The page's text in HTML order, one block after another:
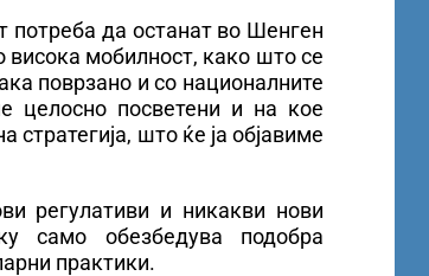
потреба да останат во Шенген
висока мобилност, како што се
поврзано и со националните
целосно посветени и на кое
стратегија, што ќе ја објавиме
регулативи и никакви нови
само обезбедува подобра
практики.